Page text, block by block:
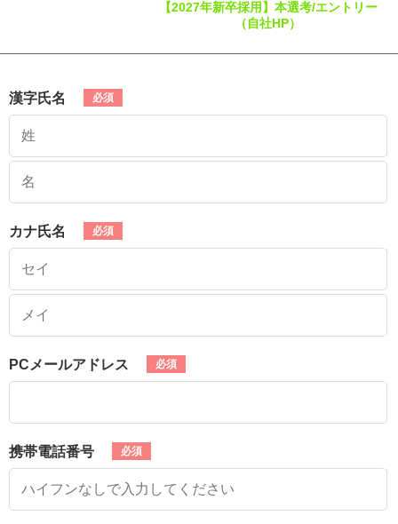
【2027年新卒採用】本選考/エントリー
（自社HP）
漢字氏名
カナ氏名
PCメールアドレス
携帯電話番号